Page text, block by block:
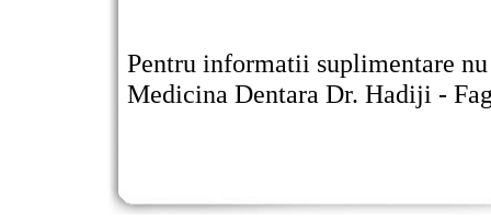
Pentru informatii suplimentare
Medicina Dentara Dr. Hadiji -